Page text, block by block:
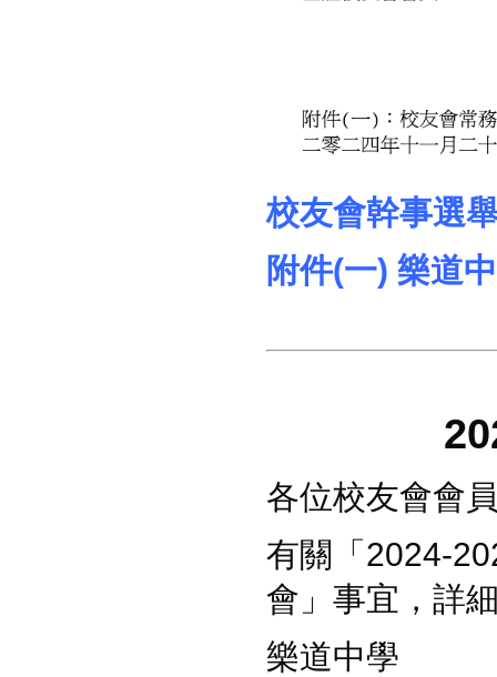
校友會幹事選
附件(一) 樂道
各位校友會會
有關「 2024-
會」事宜，詳
樂道中學